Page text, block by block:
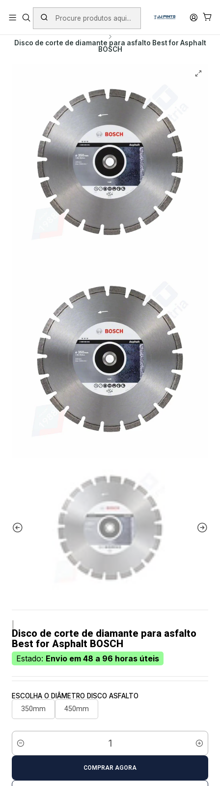
PORTES INCLUÍDOS EM ENCOMENDAS +75€ (excepto ilhas)
PRODUTOS ACESSÓRIOS
DISCOS DE DIAMANTE
Disco de corte de diamante para asfalto Best for Asphalt
BOSCH
Disco de corte de diamante para asfalto
Best for Asphalt BOSCH
Estado: Envio em 48 a 96 horas úteis
ESCOLHA O DIÂMETRO DISCO ASFALTO
350mm 450mm
Quantidade
COMPRAR AGORA